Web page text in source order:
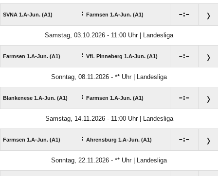
SVNA 1.A-Jun. (A1) : Farmsen 1.A-Jun. (A1) :
Samstag, 03.10.2026 - 11:00 Uhr | Landesliga
Farmsen 1.A-Jun. (A1) : VfL Pinneberg 1.A-Jun. (A1) :
Sonntag, 08.11.2026 - ** Uhr | Landesliga
Blankenese 1.A-Jun. (A1) : Farmsen 1.A-Jun. (A1) :
Samstag, 14.11.2026 - 11:00 Uhr | Landesliga
Farmsen 1.A-Jun. (A1) : Ahrensburg 1.A-Jun. (A1) :
Sonntag, 22.11.2026 - ** Uhr | Landesliga